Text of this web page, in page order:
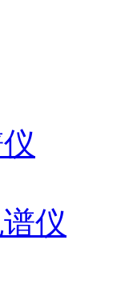
仪